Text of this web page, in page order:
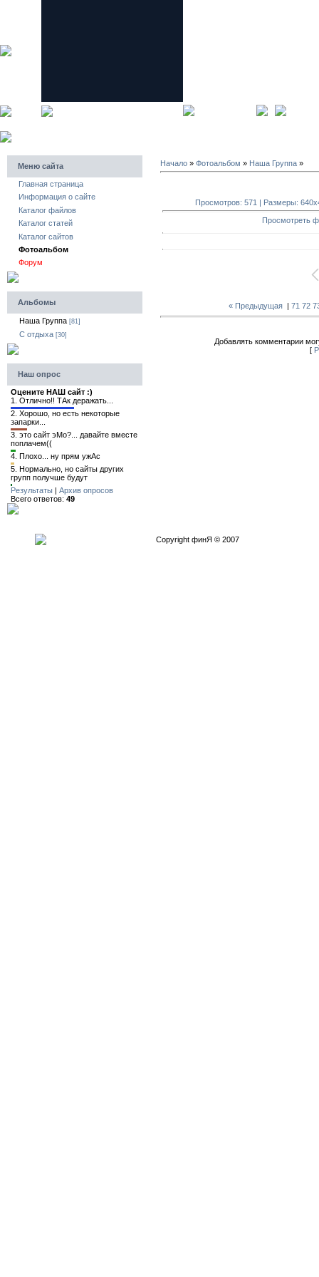
Меню сайта
Главная страница
Информация о сайте
Каталог файлов
Каталог статей
Каталог сайтов
Фотоальбом
Форум
Альбомы
Наша Группа [81]
C отдыха [30]
Наш опрос
Оцените НАШ сайт :)
1. Отлично!! ТАк деражать...
2. Хорошо, но есть некоторые
запарки...
3. это сайт эМо?... давайте вместе
поплачем((
4. Плохо... ну прям ужАс
5. Нормально, но сайты других
групп получше будут
Результаты | Архив опросов
Всего ответов: 49
Начало » Фотоальбом » Наша Группа »
Просмотров: 571 | Размеры:
Просмотреть
« Предыдущая | 71 72
Добавлять комментарии
[
Copyright финЯ © 2007